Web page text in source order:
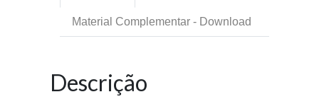
Material Complementar - Download
Descrição